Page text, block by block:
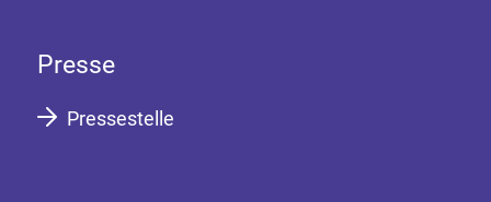
Presse
Pressestelle